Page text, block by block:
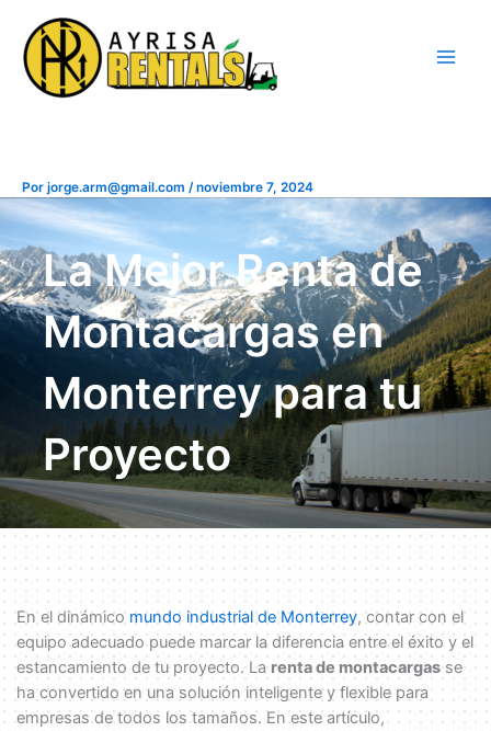
contenido
Por jorge.arm@gmail.com /noviembre 7, 2024
La Mejor Renta de
Montacargas en
Monterrey para tu
Proyecto
En el dinámico mundo industrial de Monterrey, contar con el
equipo adecuado puede marcar la diferencia entre el éxito y el
estancamiento de tu proyecto. La renta de montacargas se
ha convertido en una solución inteligente y flexible para
empresas de todos los tamaños. En este artículo,